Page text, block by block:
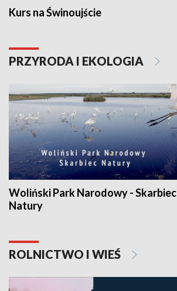
Kurs na Świnoujście
PRZYRODA I EKOLOGIA
Woliński Park Narodowy - Skarbiec
Natury
ROLNICTWO I WIEŚ